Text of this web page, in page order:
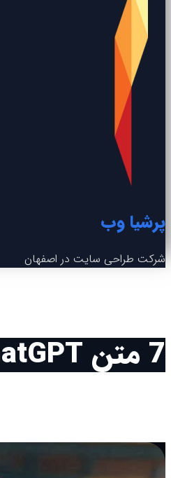
پرشیا وب
شرکت طراحی سایت در اصفهان
7 متن ChatGPT برای شروع یک کانال یوتیوب موفق